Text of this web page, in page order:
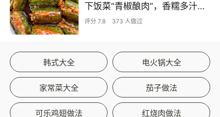
下饭菜“青椒酿肉”，香糯多汁鲜嫩下饭
评分 7.8 373 人做过
韩式大全 电火锅大全
家常菜大全 茄子做法
可乐鸡翅做法 红烧肉做法